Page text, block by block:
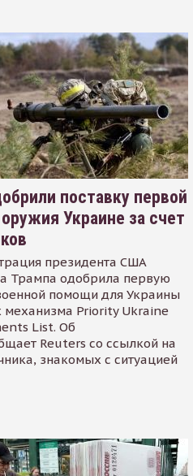
поставку первой
Украине за счет
президента США
Трампа одобрила первую
помощи для Украины
механизма Priority Ukraine
List. Об
Reuters со ссылкой на
знакомых с ситуацией